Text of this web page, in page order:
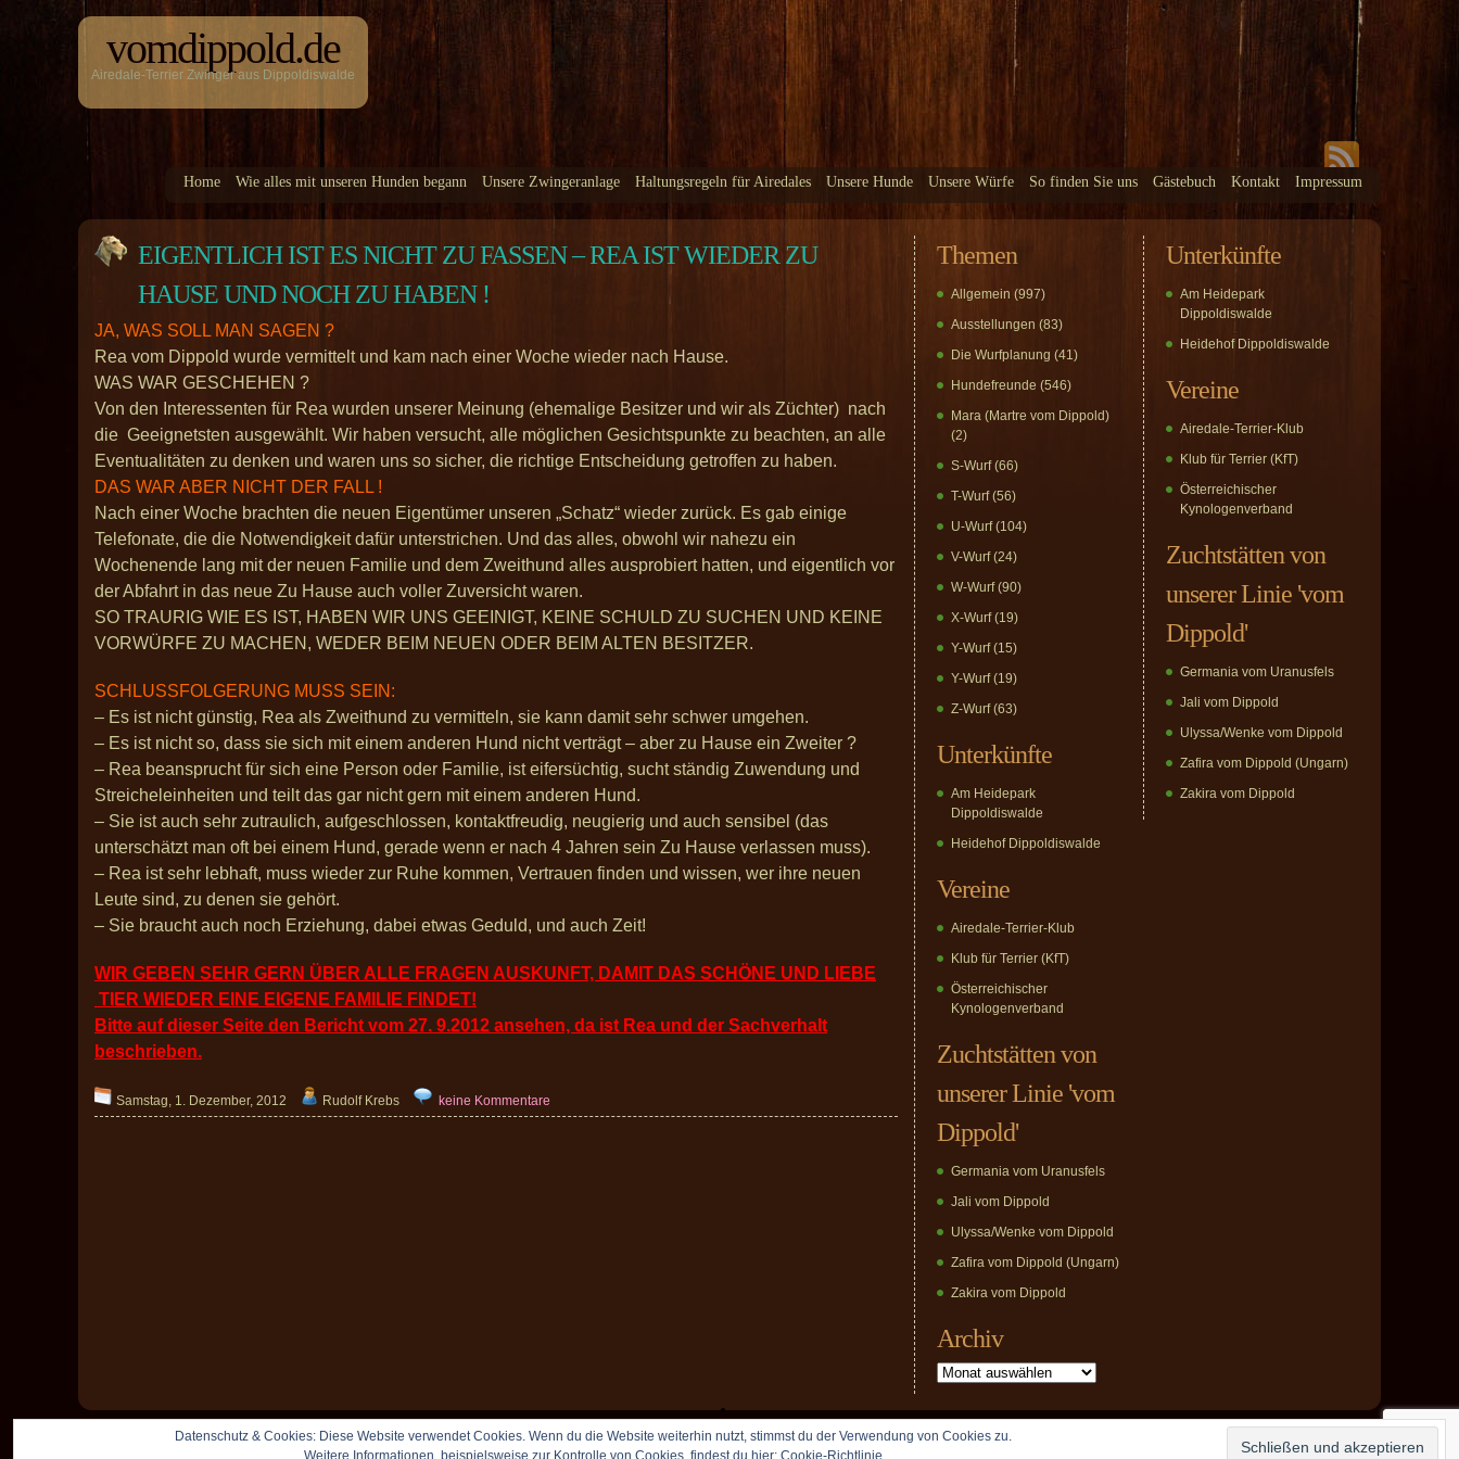
vomdippold.de
Airedale-Terrier Zwinger aus Dippoldiswalde
Home Wie alles mit unseren Hunden begann Unsere Zwingeranlage Haltungsregeln für Airedales Unsere Hunde Unsere Würfe So finden Sie uns Gästebuch Kontakt Impressum
EIGENTLICH IST ES NICHT ZU FASSEN – REA IST WIEDER ZU
HAUSE UND NOCH ZU HABEN !
JA, WAS SOLL MAN SAGEN ?
Rea vom Dippold wurde vermittelt und kam nach einer Woche wieder nach Hause.
WAS WAR GESCHEHEN ?
Von den Interessenten für Rea wurden unserer Meinung (ehemalige Besitzer und wir als Züchter) nach
die Geeignetsten ausgewählt. Wir haben versucht, alle möglichen Gesichtspunkte zu beachten, an alle
Eventualitäten zu denken und waren uns so sicher, die richtige Entscheidung getroffen zu haben.
DAS WAR ABER NICHT DER FALL !
Nach einer Woche brachten die neuen Eigentümer unseren „Schatz“ wieder zurück. Es gab einige
Telefonate, die die Notwendigkeit dafür unterstrichen. Und das alles, obwohl wir nahezu ein
Wochenende lang mit der neuen Familie und dem Zweithund alles ausprobiert hatten, und eigentlich vor
der Abfahrt in das neue Zu Hause auch voller Zuversicht waren.
SO TRAURIG WIE ES IST, HABEN WIR UNS GEEINIGT, KEINE SCHULD ZU SUCHEN UND KEINE
VORWÜRFE ZU MACHEN, WEDER BEIM NEUEN ODER BEIM ALTEN BESITZER.
SCHLUSSFOLGERUNG MUSS SEIN:
– Es ist nicht günstig, Rea als Zweithund zu vermitteln, sie kann damit sehr schwer umgehen.
– Es ist nicht so, dass sie sich mit einem anderen Hund nicht verträgt – aber zu Hause ein Zweiter ?
– Rea beansprucht für sich eine Person oder Familie, ist eifersüchtig, sucht ständig Zuwendung und
Streicheleinheiten und teilt das gar nicht gern mit einem anderen Hund.
– Sie ist auch sehr zutraulich, aufgeschlossen, kontaktfreudig, neugierig und auch sensibel (das
unterschätzt man oft bei einem Hund, gerade wenn er nach 4 Jahren sein Zu Hause verlassen muss).
– Rea ist sehr lebhaft, muss wieder zur Ruhe kommen, Vertrauen finden und wissen, wer ihre neuen
Leute sind, zu denen sie gehört.
– Sie braucht auch noch Erziehung, dabei etwas Geduld, und auch Zeit!
WIR GEBEN SEHR GERN ÜBER ALLE FRAGEN AUSKUNFT, DAMIT DAS SCHÖNE UND LIEBE
TIER WIEDER EINE EIGENE FAMILIE FINDET!
Bitte auf dieser Seite den Bericht vom 27. 9.2012 ansehen, da ist Rea und der Sachverhalt
beschrieben.
Samstag, 1. Dezember, 2012 Rudolf Krebs keine Kommentare
Themen
Allgemein (997)
Ausstellungen (83)
Die Wurfplanung (41)
Hundefreunde (546)
Mara (Martre vom Dippold)
(2)
S-Wurf(66)
T-Wurf(56)
U-Wurf(104)
V-Wurf(24)
W-Wurf(90)
X-Wurf(19)
Y-Wurf(15)
Y-Wurf(19)
Z-Wurf(63)
Unterkünfte
Am Heidepark
Dippoldiswalde
Heidehof Dippoldiswalde
Vereine
Airedale-Terrier-Klub
Klub für Terrier (KfT)
Österreichischer
Kynologenverband
Zuchtstätten von
unserer Linie 'vom
Dippold'
Germania vom Uranusfels
Jali vom Dippold
Ulyssa/Wenke vom Dippold
Zafira vom Dippold (Ungarn)
Zakira vom Dippold
Archiv
Archiv
Unterkünfte
Am Heidepark
Dippoldiswalde
Heidehof Dippoldiswalde
Vereine
Airedale-Terrier-Klub
Klub für Terrier (KfT)
Österreichischer
Kynologenverband
Zuchtstätten von
unserer Linie 'vom
Dippold'
Germania vom Uranusfels
Jali vom Dippold
Ulyssa/Wenke vom Dippold
Zafira vom Dippold (Ungarn)
Zakira vom Dippold
Copyright © 2009 vomDippold.de. All rights reserved.
Datenschutz & Cookies: Diese Website verwendet Cookies. Wenn du die Website weiterhin nutzt, stimmst du der Verwendung von Cookies zu.
Weitere Informationen, beispielsweise zur Kontrolle von Cookies, findest du hier:Cookie-Richtlinie